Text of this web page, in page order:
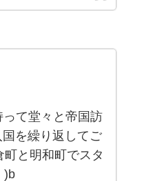
て堂々と帝国訪
を繰り返してご
と明和町でスタ
)b